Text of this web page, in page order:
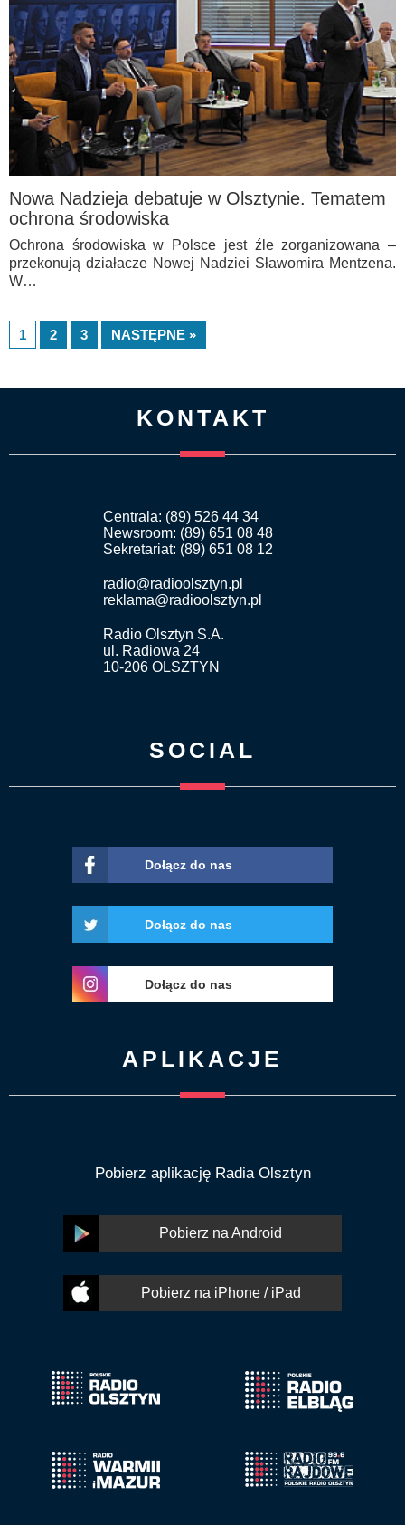
Nowa Nadzieja debatuje w Olsztynie. Tematem
ochrona środowiska
Ochrona środowiska w Polsce jest źle zorganizowana –
przekonują działacze Nowej Nadziei Sławomira Mentzena.
W…
1 2 3 NASTĘPNE »
KONTAKT
Centrala: (89) 526 44 34
Newsroom: (89) 651 08 48
Sekretariat: (89) 651 08 12
radio@radioolsztyn.pl
reklama@radioolsztyn.pl
Radio Olsztyn S.A.
ul. Radiowa 24
10-206 OLSZTYN
SOCIAL
Dołącz do nas
Dołącz do nas
Dołącz do nas
APLIKACJE
Pobierz aplikację Radia Olsztyn
Pobierz na Android
Pobierz na iPhone / iPad